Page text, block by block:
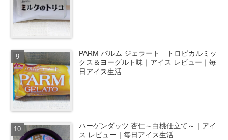
PARM パルム ジェラート トロピカルミッ
クス＆ヨーグルト味｜アイス レビュー｜毎
日アイス生活
ハーゲンダッツ 杏仁～白桃仕立て～｜アイ
ス レビュー｜毎日アイス生活